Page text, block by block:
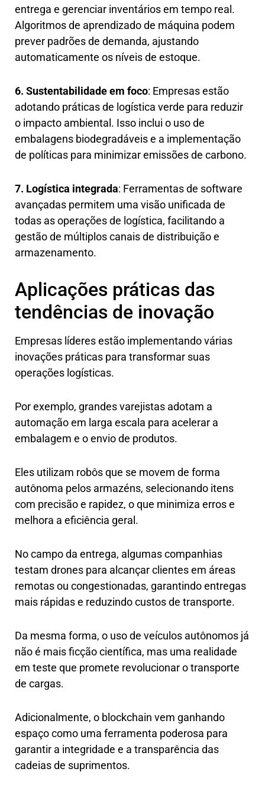
entrega e gerenciar inventários em tempo real.
Algoritmos de aprendizado de máquina podem
prever padrões de demanda, ajustando
automaticamente os níveis de estoque.
6. Sustentabilidade em foco: Empresas estão
adotando práticas de logística verde para reduzir
o impacto ambiental. Isso inclui o uso de
embalagens biodegradáveis e a implementação
de políticas para minimizar emissões de carbono.
7. Logística integrada: Ferramentas de software
avançadas permitem uma visão unificada de
todas as operações de logística, facilitando a
gestão de múltiplos canais de distribuição e
armazenamento.
Aplicações práticas das
tendências de inovação
Empresas líderes estão implementando várias
inovações práticas para transformar suas
operações logísticas.
Por exemplo, grandes varejistas adotam a
automação em larga escala para acelerar a
embalagem e o envio de produtos.
Eles utilizam robôs que se movem de forma
autônoma pelos armazéns, selecionando itens
com precisão e rapidez, o que minimiza erros e
melhora a eficiência geral.
No campo da entrega, algumas companhias
testam drones para alcançar clientes em áreas
remotas ou congestionadas, garantindo entregas
mais rápidas e reduzindo custos de transporte.
Da mesma forma, o uso de veículos autônomos já
não é mais ficção científica, mas uma realidade
em teste que promete revolucionar o transporte
de cargas.
Adicionalmente, o blockchain vem ganhando
espaço como uma ferramenta poderosa para
garantir a integridade e a transparência das
cadeias de suprimentos.